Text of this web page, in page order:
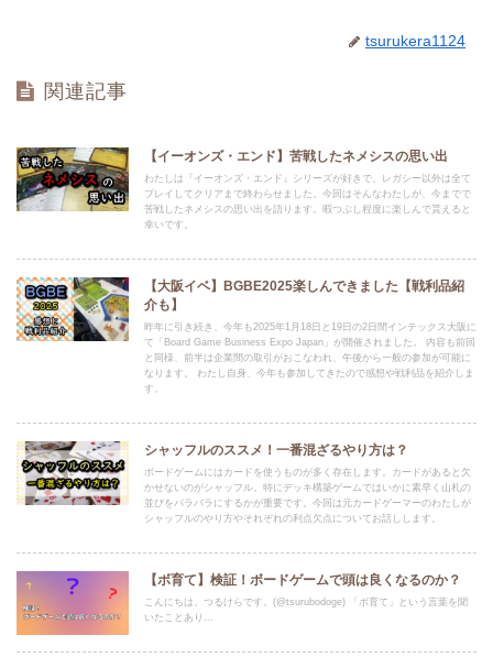
tsurukera1124
関連記事
【イーオンズ・エンド】苦戦したネメシスの思い出
わたしは『イーオンズ・エンド』シリーズが好きで、レガシー以外は全て
プレイしてクリアまで終わらせました。今回はそんなわたしが、今までで
苦戦したネメシスの思い出を語ります。暇つぶし程度に楽しんで貰えると
幸いです。
【大阪イベ】BGBE2025楽しんできました【戦利品紹
介も】
昨年に引き続き、今年も2025年1月18日と19日の2日間インテックス大阪に
て「Board Game Business Expo Japan」が開催されました。 内容も前回
と同様、前半は企業間の取引がおこなわれ、午後から一般の参加が可能に
なります。 わたし自身、今年も参加してきたので感想や戦利品を紹介しま
す。
シャッフルのススメ！一番混ざるやり方は？
ボードゲームにはカードを使うものが多く存在します。カードがあると欠
かせないのがシャッフル。特にデッキ構築ゲームではいかに素早く山札の
並びをバラバラにするかが重要です。今回は元カードゲーマーのわたしが
シャッフルのやり方やそれぞれの利点欠点についてお話しします。
【ボ育て】検証！ボードゲームで頭は良くなるのか？
こんにちは。つるけらです。(@tsurubodoge) 「ボ育て」という言葉を聞
いたことあり...